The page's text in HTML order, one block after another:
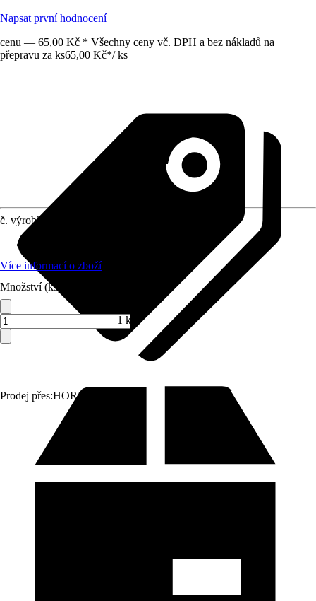
Napsat první hodnocení
cenu — 65,00 Kč * Všechny ceny vč. DPH a bez nákladů na
přepravu za ks65,00 Kč*/ ks
Prodej přes:HORNBACH
č. výrobku
Více informací o zboží
Množství (ks)
1 ks